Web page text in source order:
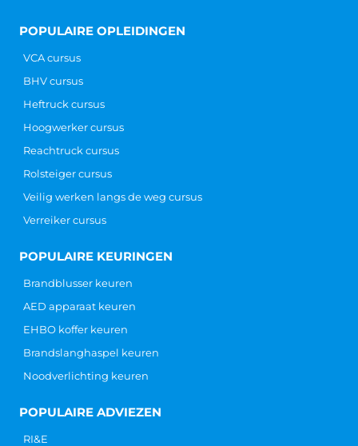
POPULAIRE OPLEIDINGEN
VCA cursus
BHV cursus
Heftruck cursus
Hoogwerker cursus
Reachtruck cursus
Rolsteiger cursus
Veilig werken langs de weg cursus
Verreiker cursus
POPULAIRE KEURINGEN
Brandblusser keuren
AED apparaat keuren
EHBO koffer keuren
Brandslanghaspel keuren
Noodverlichting keuren
POPULAIRE ADVIEZEN
RI&E